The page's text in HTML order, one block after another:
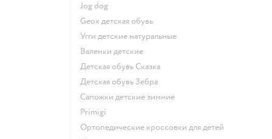
Jog dog
Geox детская обувь
Угги детские натуральные
Валенки детские
Детская обувь Сказка
Детская обувь Зебра
Сапожки детские зимние
Primigi
Ортопедические кроссовки для детей